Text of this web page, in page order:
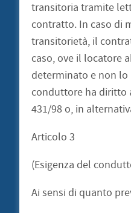
transitoria tramite
contratto. In caso di
transitorietà, il
caso, ove il locatore
determinato e non
conduttore ha diritto
431/98 o, in
Articolo 3
(Esigenza del
Ai sensi di